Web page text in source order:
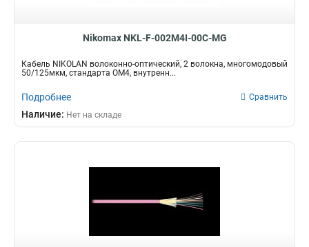
Nikomax NKL-F-002M4I-00C-MG
Кабель NIKOLAN волоконно-оптический, 2 волокна, многомодовый
50/125мкм, стандарта ОМ4, внутренн...
Подробнее Сравнить
Наличие: Нет на складе